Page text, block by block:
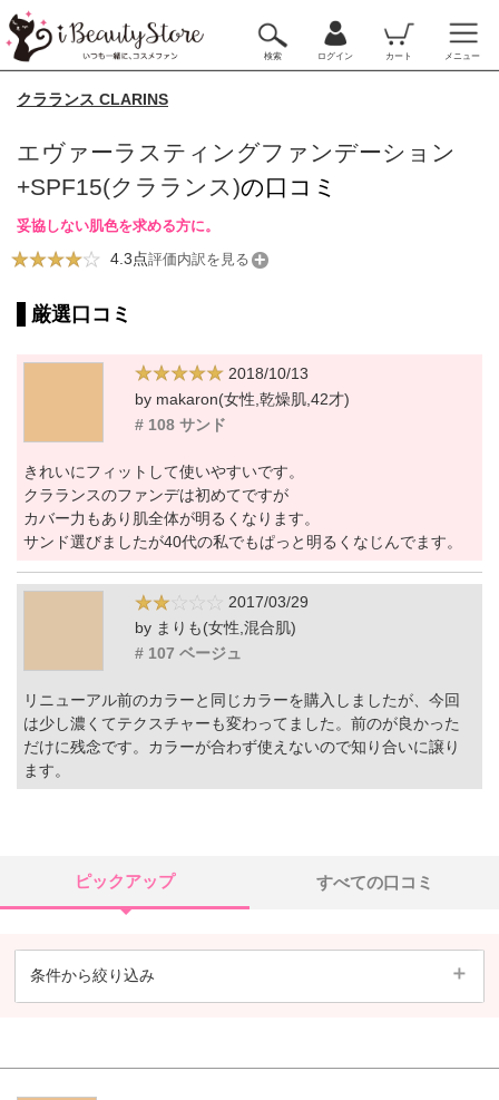
検索 ログイン カート メニュー
クラランス CLARINS
エヴァーラスティングファンデーション
+SPF15(クラランス)の口コミ
妥協しない肌色を求める方に。
4.3点評価内訳を見る
厳選口コミ
2018/10/13
by makaron(女性,乾燥肌,42才)
# 108 サンド
きれいにフィットして使いやすいです。
クラランスのファンデは初めてですが
カバー力もあり肌全体が明るくなります。
サンド選びましたが40代の私でもぱっと明るくなじんでます。
2017/03/29
by まりも(女性,混合肌)
# 107 ベージュ
リニューアル前のカラーと同じカラーを購入しましたが、今回
は少し濃くてテクスチャーも変わってました。前のが良かった
だけに残念です。カラーが合わず使えないので知り合いに譲り
ます。
ピックアップ すべての口コミ
条件から絞り込み